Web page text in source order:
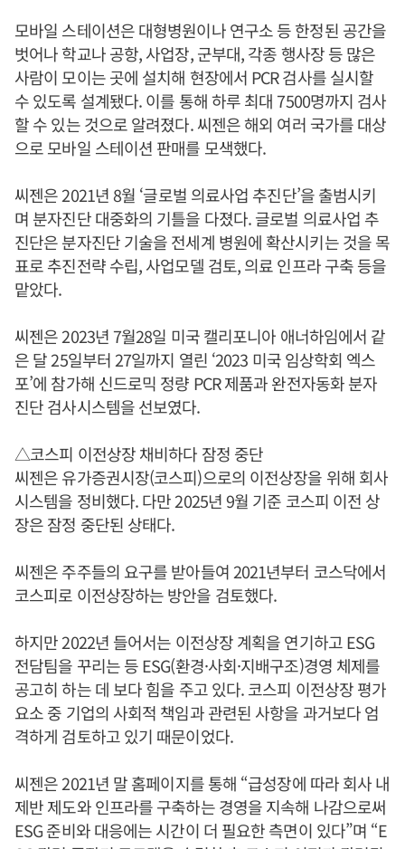
모바일 스테이션은 대형병원이나 연구소 등 한정된 공간을
벗어나 학교나 공항, 사업장, 군부대, 각종 행사장 등 많은
사람이 모이는 곳에 설치해 현장에서 PCR 검사를 실시할
수 있도록 설계됐다. 이를 통해 하루 최대 7500명까지 검사
할 수 있는 것으로 알려졌다. 씨젠은 해외 여러 국가를 대상
으로 모바일 스테이션 판매를 모색했다.
씨젠은 2021년 8월 ‘글로벌 의료사업 추진단’을 출범시키
며 분자진단 대중화의 기틀을 다졌다. 글로벌 의료사업 추
진단은 분자진단 기술을 전세계 병원에 확산시키는 것을 목
표로 추진전략 수립, 사업모델 검토, 의료 인프라 구축 등을
맡았다.
씨젠은 2023년 7월28일 미국 캘리포니아 애너하임에서 같
은 달 25일부터 27일까지 열린 ‘2023 미국 임상학회 엑스
포’에 참가해 신드로믹 정량 PCR 제품과 완전자동화 분자
진단 검사시스템을 선보였다.
△코스피 이전상장 채비하다 잠정 중단
씨젠은 유가증권시장(코스피)으로의 이전상장을 위해 회사
시스템을 정비했다. 다만 2025년 9월 기준 코스피 이전 상
장은 잠정 중단된 상태다.
씨젠은 주주들의 요구를 받아들여 2021년부터 코스닥에서
코스피로 이전상장하는 방안을 검토했다.
하지만 2022년 들어서는 이전상장 계획을 연기하고 ESG
전담팀을 꾸리는 등 ESG(환경·사회·지배구조)경영 체제를
공고히 하는 데 보다 힘을 주고 있다. 코스피 이전상장 평가
요소 중 기업의 사회적 책임과 관련된 사항을 과거보다 엄
격하게 검토하고 있기 때문이었다.
씨젠은 2021년 말 홈페이지를 통해 “급성장에 따라 회사 내
제반 제도와 인프라를 구축하는 경영을 지속해 나감으로써
ESG 준비와 대응에는 시간이 더 필요한 측면이 있다”며 “E